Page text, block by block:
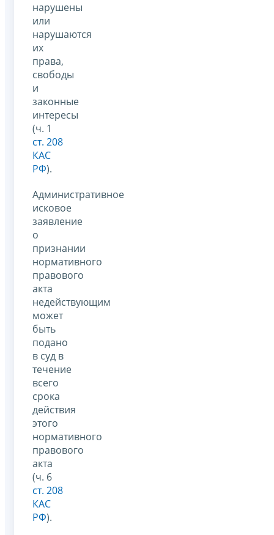
нарушены
или
нарушаются
их
права,
свободы
и
законные
интересы
(ч. 1
ст. 208
КАС
РФ).
Административное
исковое
заявление
о
признании
нормативного
правового
акта
недействующим
может
быть
подано
в суд в
течение
всего
срока
действия
этого
нормативного
правового
акта
(ч. 6
ст. 208
КАС
РФ).